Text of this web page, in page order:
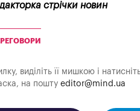
стрічки новин
виділіть її мишкою і
на пошту editor@mind.ua